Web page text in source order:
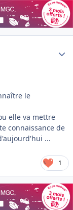
le
elle va mettre
connaissance de
...
1